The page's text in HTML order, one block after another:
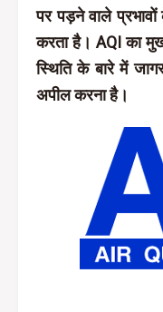
पर पड़ने वाले
करता है। AQI का
स्थिति के बारे में
अपील करना है।